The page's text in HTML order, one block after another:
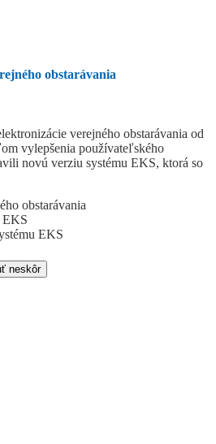
obstarávania
verejného obstarávania od
vylepšenia používateľského
novú verziu systému EKS, ktorá so
obstarávania
EKS
EKS
neskôr